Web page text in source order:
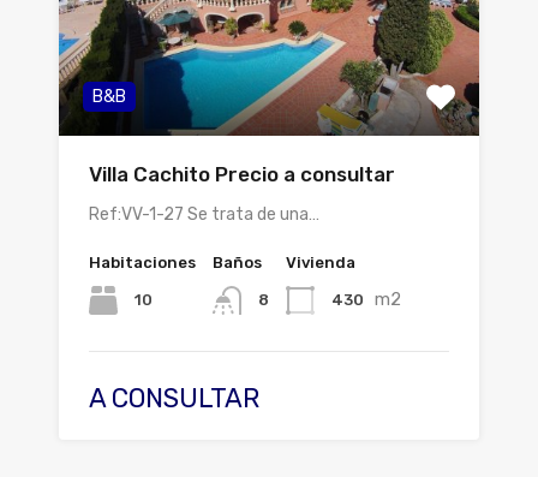
B&B
Villa Cachito Precio a consultar
Ref:VV-1-27 Se trata de una…
Habitaciones
10
Baños
8
Vivienda
430 m2
A CONSULTAR